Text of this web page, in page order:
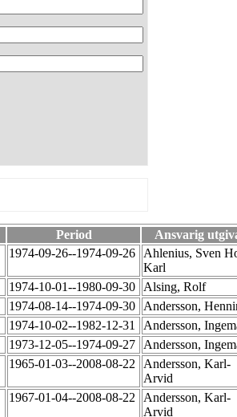
Period Ansvarig
1974-09-26--1974-09-26
Ahlenius, Sven
Karl
1974-10-01--1980-09-30 Alsing, Rolf
1974-08-14--1974-09-30 Andersson,
1974-10-02--1982-12-31 Andersson,
1973-12-05--1974-09-27 Andersson,
1965-01-03--2008-08-22
Andersson, Karl-
Arvid
1967-01-04--2008-08-22
Andersson, Karl-
Arvid